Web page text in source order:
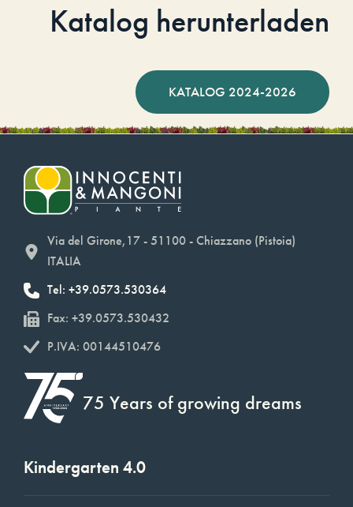
Katalog herunterladen
KATALOG 2024-2026
Via del Girone,17 - 51100 - Chiazzano (Pistoia)
ITALIA
Tel: +39.0573.530364
Fax: +39.0573.530432
P.IVA: 00144510476
75 Years of growing dreams
Kindergarten 4.0